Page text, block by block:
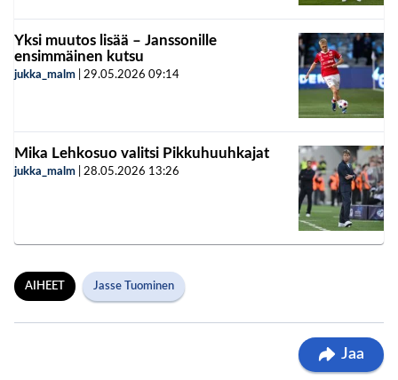
Yksi muutos lisää – Janssonille
ensimmäinen kutsu
jukka_malm 29.05.2026 09:14
Mika Lehkosuo valitsi Pikkuhuuhkajat
jukka_malm 28.05.2026 13:26
AIHEET Jasse Tuominen
Jaa